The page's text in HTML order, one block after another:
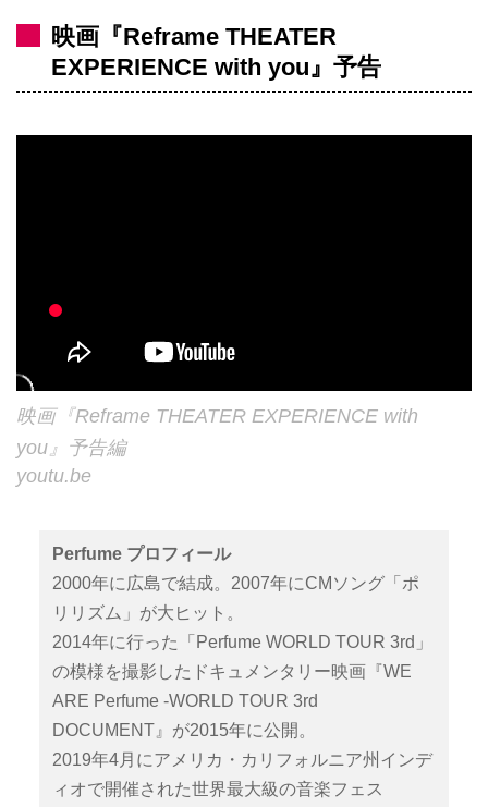
映画『Reframe THEATER
EXPERIENCE with you』予告
映画『Reframe THEATER EXPERIENCE with
you』予告編
youtu.be
Perfume プロフィール
2000年に広島で結成。2007年にCMソング「ポ
リリズム」が大ヒット。
2014年に行った「Perfume WORLD TOUR 3rd」
の模様を撮影したドキュメンタリー映画『WE
ARE Perfume -WORLD TOUR 3rd
DOCUMENT』が2015年に公開。
2019年4月にアメリカ・カリフォルニア州インデ
ィオで開催された世界最大級の音楽フェス